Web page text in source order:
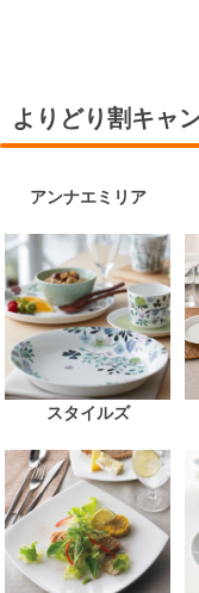
よりどり割キャ
アンナエミリア
スタイルズ